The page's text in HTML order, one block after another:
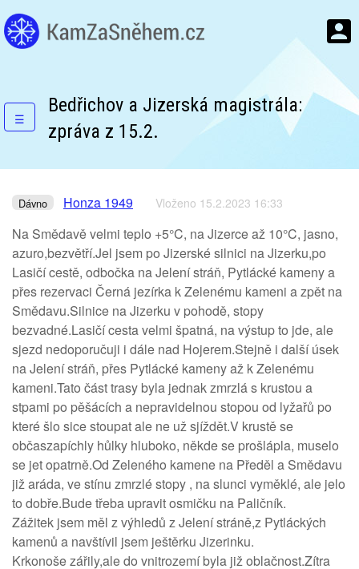
☰
Bedřichov a Jizerská magistrála:
zpráva z 15.2.
Dávno Honza 1949 Vloženo 15.2.2023 16:33
Na Smědavě velmi teplo +5°C, na Jizerce až 10°C, jasno,
azuro,bezvětří.Jel jsem po Jizerské silnici na Jizerku,po
Lasičí cestě, odbočka na Jelení stráň, Pytlácké kameny a
přes rezervaci Černá jezírka k Zelenému kameni a zpět na
Smědavu.Silnice na Jizerku v pohodě, stopy
bezvadné.Lasičí cesta velmi špatná, na výstup to jde, ale
sjezd nedoporučuji i dále nad Hojerem.Stejně i další úsek
na Jelení stráň, přes Pytlácké kameny až k Zelenému
kameni.Tato část trasy byla jednak zmrzlá s krustou a
stpami po pěšácích a nepravidelnou stopou od lyžařů po
které šlo sice stoupat ale ne už sjíždět.V krustě se
občaszapíchly hůlky hluboko, někde se prošlápla, muselo
se jet opatrně.Od Zeleného kamene na Předěl a Smědavu
již aráda, ve stínu zmrzlé stopy , na slunci vyměklé, ale jelo
to dobře.Bude třeba upravit osmičku na Paličník.
Zážitek jsem měl z výhledů z Jelení stráně,z Pytláckých
kamenů a navštívil jsem ještěrku Jizerinku.
Krkonoše zářily,ale do vnitrozemí byla již oblačnost.Zítra